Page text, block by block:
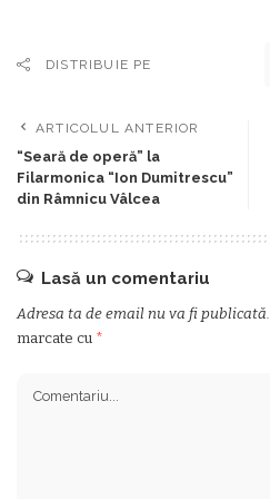
DISTRIBUIE PE
ARTICOLUL ANTERIOR
“Seară de operă” la
Filarmonica “Ion Dumitrescu”
din Râmnicu Vâlcea
Lasă un comentariu
Adresa ta de email nu va fi publicată.
marcate cu *